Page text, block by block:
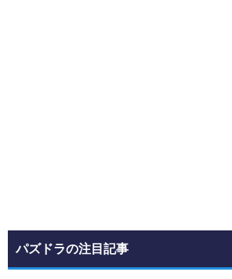
パズドラの注目記事